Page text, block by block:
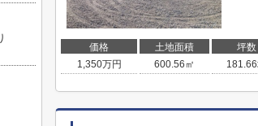
価格 土地面積 坪数
1,350万円 600.56㎡